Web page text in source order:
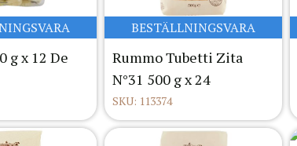
g x 12 De
BESTÄLLNINGSVARA
Rummo Tubetti Zita
N°31 500 g x 24
SKU: 113374